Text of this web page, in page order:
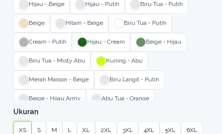
Hijau - Beige Hijau - Putih Biru Tua - Putih
Beige Hitam - Beige Biru Tua - Putih
Cream - Putih Hijau - Cream Beige - Hijau
Biru Tua - Misty Abu Kuning - Abu
Merah Maroon - Beige Biru Langit - Putih
Beige - Hijau Army Abu Tua - Orange
Ukuran
XS S M L XL 2XL 3XL 4XL 5XL 6XL